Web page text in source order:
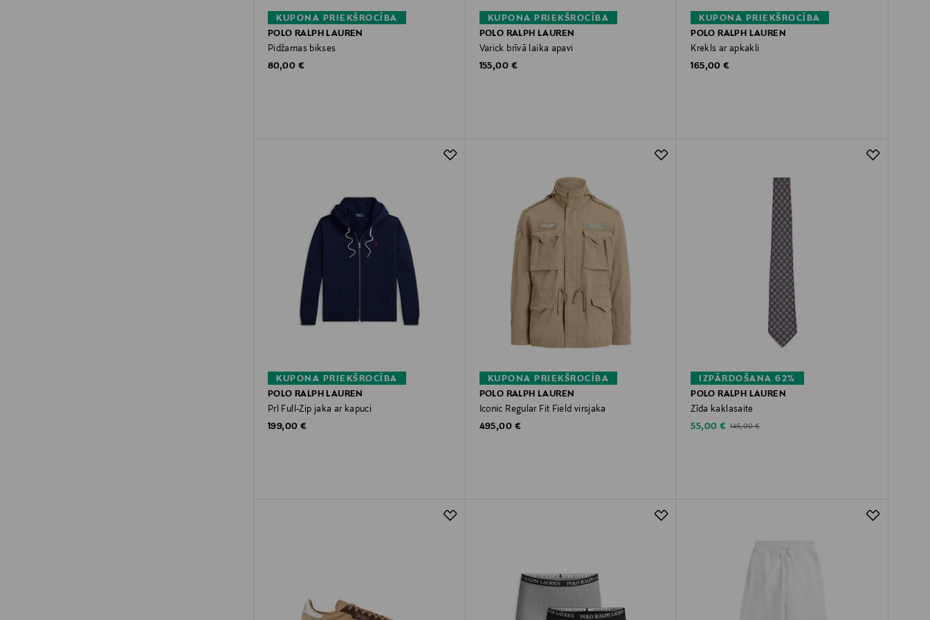
KUPONA PRIEKŠROCĪBA
POLO RALPH LAUREN
Pidžamas bikses
Original Price
80,00 €
KUPONA PRIEKŠROCĪBA
POLO RALPH LAUREN
Varick brīvā laika apavi
Original Price
155,00 €
KUPONA PRIEKŠROCĪBA
POLO RALPH LAUREN
Krekls ar apkakli
Original Price
165,00 €
KUPONA PRIEKŠROCĪBA
POLO RALPH LAUREN
Prl Full-Zip jaka ar kapuci
Original Price
199,00 €
KUPONA PRIEKŠROCĪBA
POLO RALPH LAUREN
Iconic Regular Fit Field virsjaka
Original Price
495,00 €
IZPĀRDOŠANA 62%
POLO RALPH LAUREN
Zīda kaklasaite
Discounted Price
55,00 € Original Price
145,00 €